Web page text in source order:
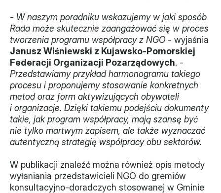
Narzędzie samooceny
Kalendarz działań
Projekty
XVII forum NGO
Projekt z powiatem
Przystąp
Członkostwo
Procedura
- W naszym poradniku wskazujemy w jaki sposób
Rada może skutecznie zaangażować się w proces
tworzenia programu współpracy z NGO
Janusz Wiśniewski z Kujawsko-Pomorskiej
Federacji Organizacji Pozarządowych
Przedstawiamy przykład harmonogramu takiego
procesu i proponujemy stosowanie konkretnych
metod oraz form aktywizujących obywateli
i organizacje. Dzięki takiemu podejściu dokumenty
takie, jak program współpracy, mają szansę być
nie tylko martwym zapisem, ale także wyznaczać
autentyczną strategię współpracy obu sektorów.
W publikacji znaleźć można również opis metody
wyłaniania przedstawicieli NGO do gremiów
konsultacyjno-doradczych stosowanej w Gminie